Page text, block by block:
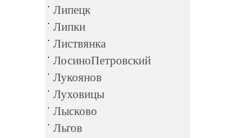
Липецк
Липки
Листвянка
ЛосиноПетровский
Лукоянов
Луховицы
Лысково
Льгов